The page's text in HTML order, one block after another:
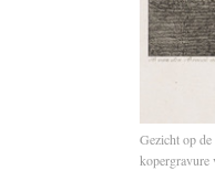
Gezicht op
kopergravure